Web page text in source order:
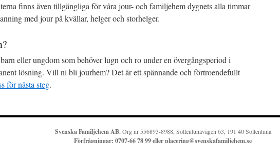
finns även tillgängliga för våra jour- och familjehem dygnets alla timmar
med jour på kvällar, helger och storhelger.
eller ungdom som behöver lugn och ro under en övergångsperiod i
lösning. Vill ni bli jourhem? Det är ett spännande och förtroendefullt
för nästa steg.
Svenska Familjehem AB, Org nr 556893-8988, Sollentunavägen 63, 191 40 Sollentuna
Förfrågningar: 0707-66 78 99 ellerplacering@svenskafamiljehem.se